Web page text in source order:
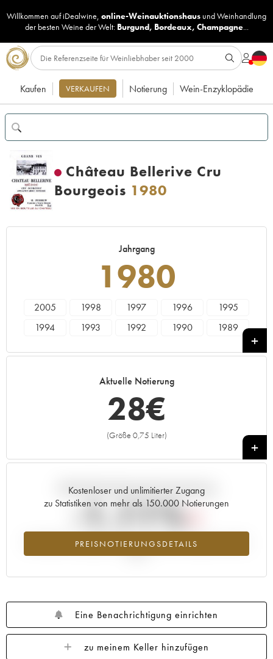
Willkommen auf iDealwine, online-Weinauktionshaus undWeinhandlung
der besten Weine der Welt: Burgund, Bordeaux, Champagne...
Kaufen VERKAUFEN Notierung Wein-Enzyklopädie
Château Bellerive Cru
Bourgeois 1980
Jahrgang
1980
2005 1998 1997 1996
1995
1994
1993 1992 1990
1989
Aktuelle Notierung
28€
(Größe 0,75 Liter)
+
Kostenloser und unlimitierter Zugang
zu Statistiken von mehr als 150.000 Notierungen
PREISNOTIERUNGSDETAILS
Aktuelle Entwicklung der Preisnotierung
-1.11%
Preisabfall des Jahrgangs 1980 im Jahr 2026 im Vergleich zum Jahr
Eine Benachrichtigung einrichten
zu meinem Keller hinzufügen